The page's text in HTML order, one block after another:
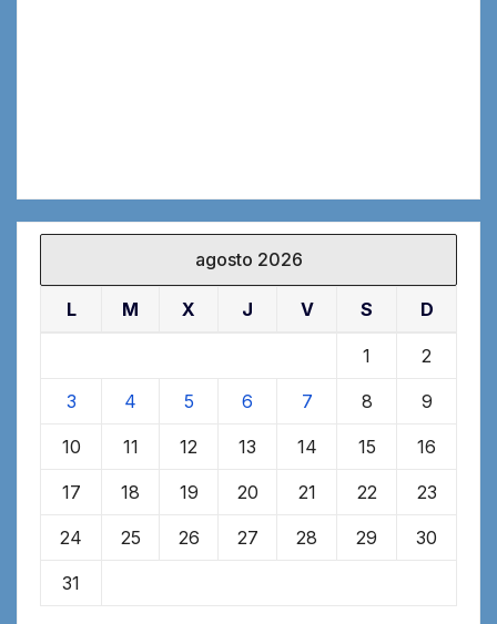
agosto 2026
L M X J V S D
1 2
3 4 5 6 7 8 9
10 11 12 13 14 15 16
17 18 19 20 21 22 23
24 25 26 27 28 29 30
31